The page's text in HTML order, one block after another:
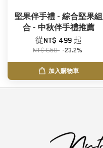
堅果伴手禮 - 綜合堅果組
合 - 中秋伴手禮推薦
從NT$ 499 起
NT$ 650 -23.2%
加入購物車